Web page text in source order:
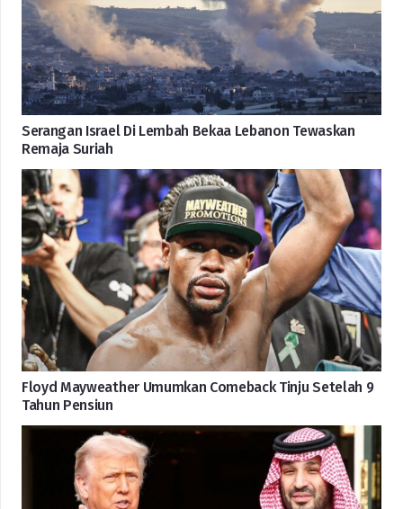
Serangan Israel Di Lembah Bekaa Lebanon Tewaskan
Remaja Suriah
Floyd Mayweather Umumkan Comeback Tinju Setelah 9
Tahun Pensiun